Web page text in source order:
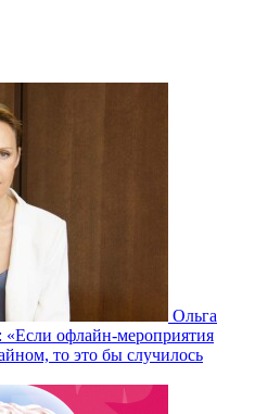
Ольга
офлайн-мероприятия
то это бы случилось